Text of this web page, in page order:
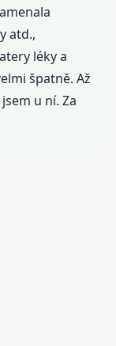
atd.,
léky a
špatně. Až
u ní. Za